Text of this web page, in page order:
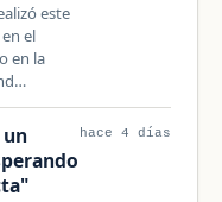
este
el
en la
un
hace 4 días